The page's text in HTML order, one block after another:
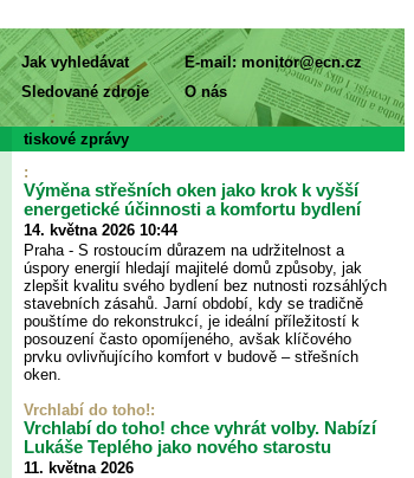
Jak vyhledávat E-mail: monitor@ecn.cz
Sledované zdroje
O nás
tiskové zprávy
:
Výměna střešních oken jako krok k vyšší
energetické účinnosti a komfortu bydlení
14. května 2026 10:44
Praha - S rostoucím důrazem na udržitelnost a
úspory energií hledají majitelé domů způsoby, jak
zlepšit kvalitu svého bydlení bez nutnosti rozsáhlých
stavebních zásahů. Jarní období, kdy se tradičně
pouštíme do rekonstrukcí, je ideální příležitostí k
posouzení často opomíjeného, avšak klíčového
prvku ovlivňujícího komfort v budově – střešních
oken.
Vrchlabí do toho!:
Vrchlabí do toho! chce vyhrát volby. Nabízí
Lukáše Teplého jako nového starostu
11. května 2026